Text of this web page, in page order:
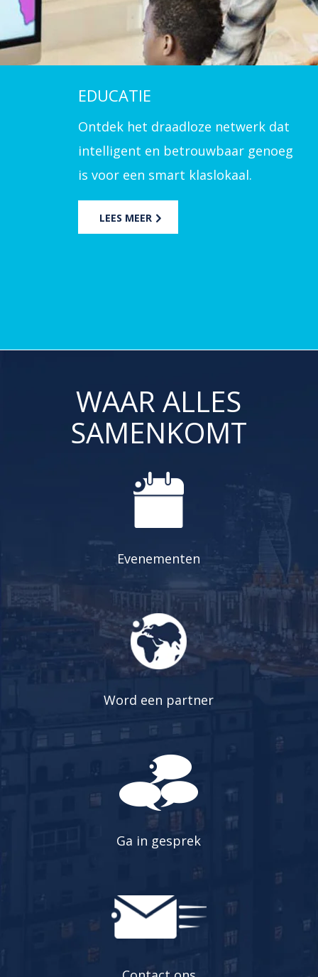
EDUCATIE
Ontdek het draadloze netwerk dat
is voor een smart klaslokaal.
LEES MEER
WAAR ALLES
SAMENKOMT
Word een partner
Ga in gesprek
Contact ons